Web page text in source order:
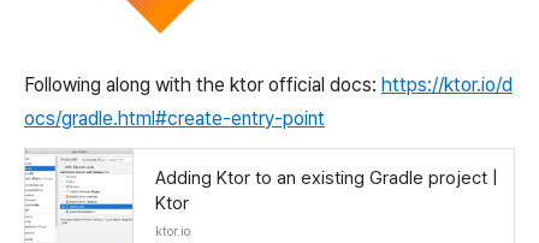
Following along with the ktor official docs: https://ktor.io/d
ocs/gradle.html#create-entry-point
Adding Ktor to an existing Gradle project |
Ktor
ktor.io